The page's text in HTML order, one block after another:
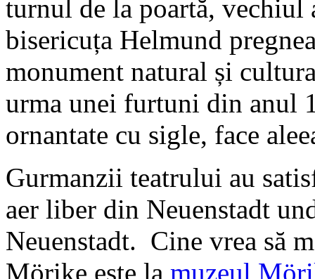
turnul de la poartă, vechiul
bisericuța Helmund
monument natural și
urma unei furtuni din anul
ornantate cu sigle, face
Gurmanzii teatrului au
aer liber din Neuenstadt
Neuenstadt. Cine vrea să
Mörike este la muzeul